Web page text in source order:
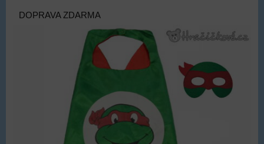
DOPRAVA ZDARMA